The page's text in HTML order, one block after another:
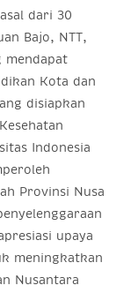
dari 30
Bajo, NTT,
mendapat
Kota dan
disiapkan
Indonesia
Provinsi Nusa
upaya
meningkatkan
Nusantara